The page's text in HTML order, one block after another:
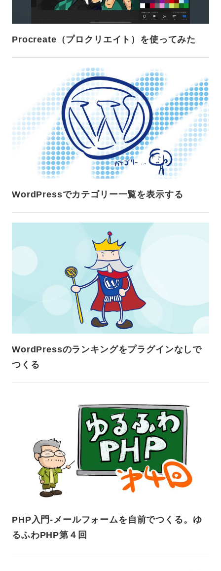
Procreate（プロクリエイト）を使ってみた
WordPressでカテゴリー一覧を表示する
WordPressのランキングをプラグインなしで
つくる
PHP入門-メールフォームを自前でつくる。ゆ
るふわPHP第４回